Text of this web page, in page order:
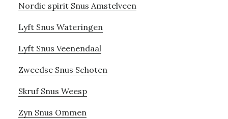
Nordic spirit Snus Amstelveen
Lyft Snus Wateringen
Lyft Snus Veenendaal
Zweedse Snus Schoten
Skruf Snus Weesp
Zyn Snus Ommen